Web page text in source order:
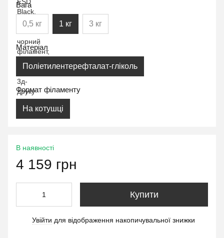
Вага
0,5 кг 1 кг 3 кг
Матеріал
Поліетилентерефталат-гліколь
Формат філаменту
На котушці
В наявності
4 159 грн
Купити
Увійти для відображення накопичувальної знижки